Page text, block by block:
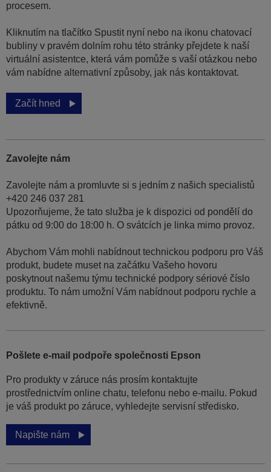
procesem.
Kliknutím na tlačítko Spustit nyní nebo na ikonu chatovací
bubliny v pravém dolním rohu této stránky přejdete k naší
virtuální asistentce, která vám pomůže s vaší otázkou nebo
vám nabídne alternativní způsoby, jak nás kontaktovat.
Začít hned
Zavolejte nám
Zavolejte nám a promluvte si s jedním z našich specialistů
+420 246 037 281
Upozorňujeme, že tato služba je k dispozici od pondělí do
pátku od 9:00 do 18:00 h. O svátcích je linka mimo provoz.
Abychom Vám mohli nabídnout technickou podporu pro Váš
produkt, budete muset na začátku Vašeho hovoru
poskytnout našemu týmu technické podpory sériové číslo
produktu. To nám umožní Vám nabídnout podporu rychle a
efektivně.
Pošlete e-mail podpoře společnosti Epson
Pro produkty v záruce nás prosím kontaktujte
prostřednictvím online chatu, telefonu nebo e-mailu. Pokud
je váš produkt po záruce, vyhledejte servisní středisko.
Napište nám